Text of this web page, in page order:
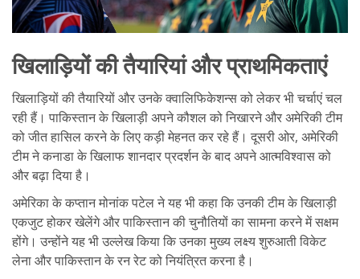
खिलाड़ियों की तैयारियां और प्राथमिकताएं
खिलाड़ियों की तैयारियों और उनके क्वालिफिकेशन्स को लेकर भी चर्चाएं चल
रही हैं। पाकिस्तान के खिलाड़ी अपने कौशल को निखारने और अमेरिकी टीम
को जीत हासिल करने के लिए कड़ी मेहनत कर रहे हैं। दूसरी ओर, अमेरिकी
टीम ने कनाडा के खिलाफ शानदार प्रदर्शन के बाद अपने आत्मविश्वास को
और बढ़ा दिया है।
अमेरिका के कप्तान मोनांक पटेल ने यह भी कहा कि उनकी टीम के खिलाड़ी
एकजुट होकर खेलेंगे और पाकिस्तान की चुनौतियों का सामना करने में सक्षम
होंगे। उन्होंने यह भी उल्लेख किया कि उनका मुख्य लक्ष्य शुरुआती विकेट
लेना और पाकिस्तान के रन रेट को नियंत्रित करना है।